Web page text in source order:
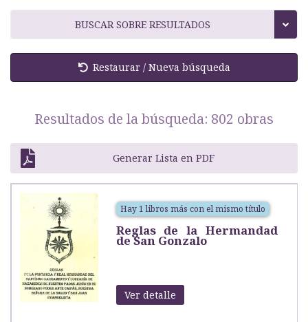
BUSCAR SOBRE RESULTADOS
Restaurar / Nueva búsqueda
Resultados de la búsqueda: 802 obras
Generar Lista en PDF
Hay 1 libros más con el mismo título
Reglas de la Hermandad
de San Gonzalo
Ver detalle